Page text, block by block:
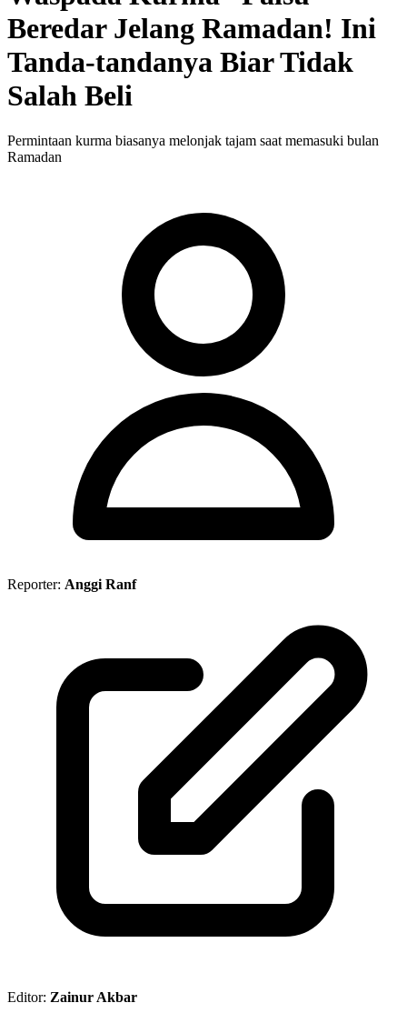
Beredar Jelang Ramadan! Ini
Tanda-tandanya Biar Tidak
Salah Beli
Permintaan kurma biasanya melonjak tajam saat memasuki bulan
Ramadan
Reporter: Anggi Ranf
Editor: Zainur Akbar